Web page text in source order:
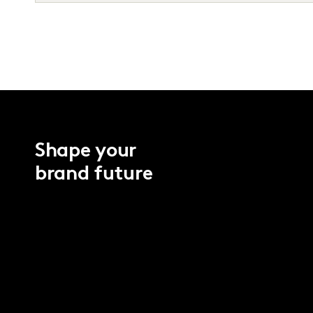
Shape your
brand future